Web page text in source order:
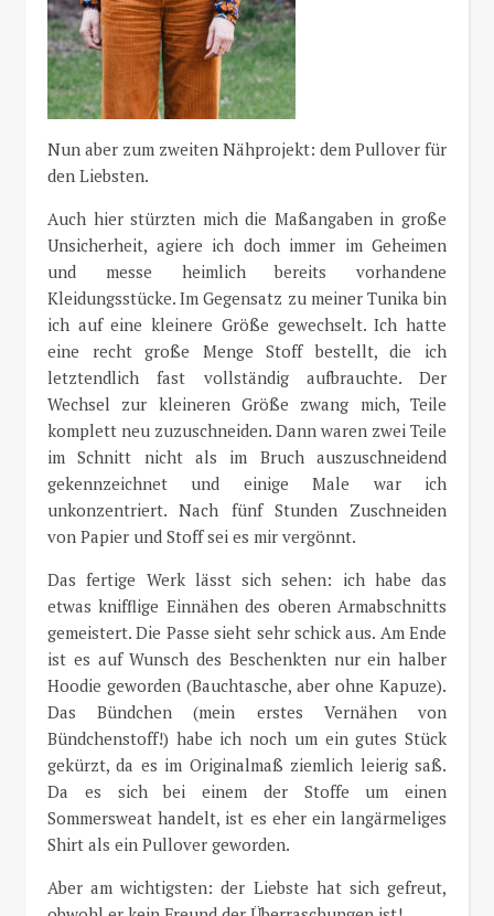
Nun aber zum zweiten Nähprojekt: dem Pullover für
den Liebsten.
Auch hier stürzten mich die Maßangaben in große
Unsicherheit, agiere ich doch immer im Geheimen
und messe heimlich bereits vorhandene
Kleidungsstücke. Im Gegensatz zu meiner Tunika bin
ich auf eine kleinere Größe gewechselt. Ich hatte
eine recht große Menge Stoff bestellt, die ich
letztendlich fast vollständig aufbrauchte. Der
Wechsel zur kleineren Größe zwang mich, Teile
komplett neu zuzuschneiden. Dann waren zwei Teile
im Schnitt nicht als im Bruch auszuschneidend
gekennzeichnet und einige Male war ich
unkonzentriert. Nach fünf Stunden Zuschneiden
von Papier und Stoff sei es mir vergönnt.
Das fertige Werk lässt sich sehen: ich habe das
etwas knifflige Einnähen des oberen Armabschnitts
gemeistert. Die Passe sieht sehr schick aus. Am Ende
ist es auf Wunsch des Beschenkten nur ein halber
Hoodie geworden (Bauchtasche, aber ohne Kapuze).
Das Bündchen (mein erstes Vernähen von
Bündchenstoff!) habe ich noch um ein gutes Stück
gekürzt, da es im Originalmaß ziemlich leierig saß.
Da es sich bei einem der Stoffe um einen
Sommersweat handelt, ist es eher ein langärmeliges
Shirt als ein Pullover geworden.
Aber am wichtigsten: der Liebste hat sich gefreut,